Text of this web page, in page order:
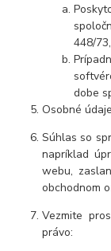
448/
dobe
Osobné
Súhlas so
napríklad
webu,
obchodnom
Vezmite
právo: